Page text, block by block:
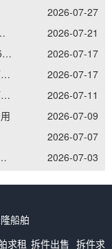
2026-07-27
检老兵李加立的“硬核”坚守
2026-07-21
厦门港“丝路海运”航线船舶开行累计突破1.5万艘次
2026-07-17
氢启新航 全国最大氢动力船舶“云韬一号”顺利吉水
2026-07-17
焦点访谈｜台风“巴威”逼近 各地提前部署打好防御主动仗
2026-07-11
2026-07-09
2026-07-07
动力环境监测网“天眼”
2026-07-03
船舶
求租 拆件出售 拆件求